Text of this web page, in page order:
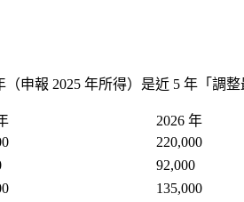
申報 2025 年所得）是近 5 年「調整
2026 年
220,000
92,000
135,000